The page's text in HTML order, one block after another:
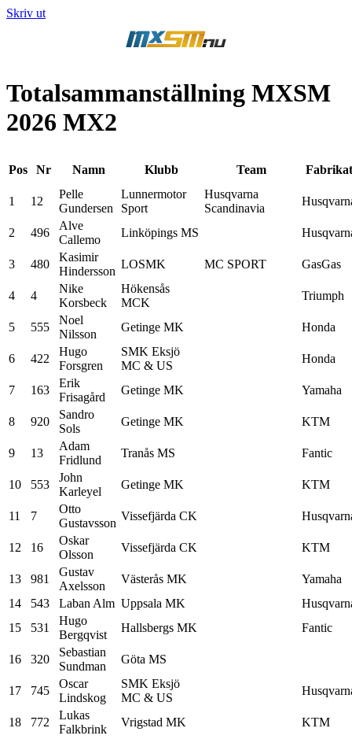
Skriv ut
Totalsammanställning MXSM
2026 MX2
Pos Nr Namn Klubb Team Fabrikat
1 12
Pelle
Gundersen
Lunnermotor
Sport
Husqvarna
Scandinavia
2 496
Alve
Callemo
Linköpings MS
3 480
Kasimir
Hindersson
LOSMK MC SPORT GasGas
4 4
Nike
Korsbeck
Hökensås
MCK
Triumph
5 555
Noel
Nilsson
Getinge MK Honda
6 422
Hugo
Forsgren
SMK Eksjö
MC & US
Honda
7 163
Erik
Frisagård
Getinge MK Yamaha
8 920
Sandro
Sols
Getinge MK KTM
9 13
Adam
Fridlund
Tranås MS Fantic
10 553
John
Karleyel
Getinge MK KTM
11 7
Otto
Gustavsson
Vissefjärda CK
12 16
Oskar
Olsson
Vissefjärda CK KTM
13 981
Gustav
Axelsson
Västerås MK
Yamaha
14
543 Laban Alm Uppsala MK
15
531
Hugo
Bergqvist
Hallsbergs MK Fantic
16 320
Sebastian
Sundman
Göta MS
17 745
Oscar
Lindskog
SMK Eksjö
MC & US
18 772
Lukas
Falkbrink
Vrigstad MK KTM